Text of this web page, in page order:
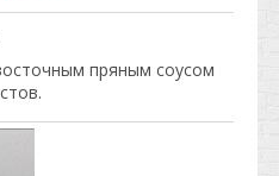
пряным соусом